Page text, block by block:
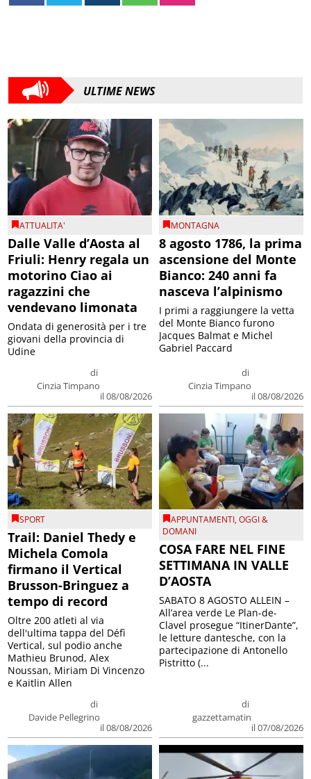
ULTIME NEWS
ATTUALITA'
Dalle Valle d’Aosta al
Friuli: Henry regala un
motorino Ciao ai
ragazzini che
vendevano limonata
di
Cinzia Timpano
il 08/08/2026
Ondata di generosità per i tre
giovani della provincia di
Udine
MONTAGNA
8 agosto 1786, la prima
ascensione del Monte
Bianco: 240 anni fa
nasceva l’alpinismo
di
Cinzia Timpano
il 08/08/2026
I primi a raggiungere la vetta
del Monte Bianco furono
Jacques Balmat e Michel
Gabriel Paccard
SPORT
Trail: Daniel Thedy e
Michela Comola
firmano il Vertical
Brusson-Bringuez a
tempo di record
di
Davide Pellegrino
il 08/08/2026
Oltre 200 atleti al via
dell'ultima tappa del Défì
Vertical, sul podio anche
Mathieu Brunod, Alex
Noussan, Miriam Di Vincenzo
e Kaitlin Allen
APPUNTAMENTI,OGGI &
DOMANI
COSA FARE NEL FINE
SETTIMANA IN VALLE
D’AOSTA
di
gazzettamatin
il 07/08/2026
SABATO 8 AGOSTO ALLEIN –
All’area verde Le Plan-de-
Clavel prosegue “ItinerDante”,
le letture dantesche, con la
partecipazione di Antonello
Pistritto (...